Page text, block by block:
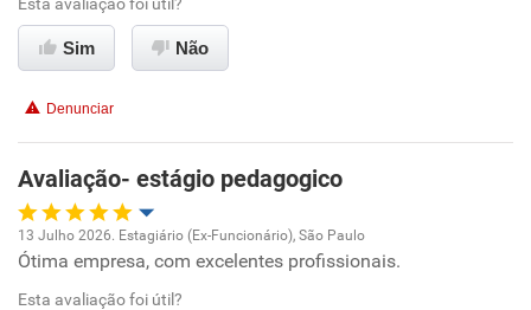
Não recomenda a diretoria
Benefícios
Recomenda esta empresa
Sim Não
Denunciar
Avaliação- estágio pedagogico
Oportunidade de promoção
13 Julho 2026. Estagiário (Ex-Funcionário), São Paulo
Ótima empresa, com excelentes profissionais.
Esta avaliação foi útil?